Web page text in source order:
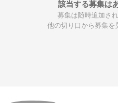
該当する募集は
募集は随時追加さ
他の切り口から募集を